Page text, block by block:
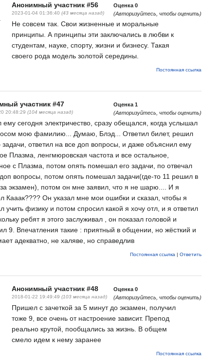
Анонимный участник #56
2023-01-04 01:36:40 (43 месяца назад)
Оценка 0
(Авторизуйтесь, чтобы оценить)
Не совсем так. Свои жизненные и моральные
принципы. А принципы эти заключались в любви к
студентам, науке, спорту, жизни и бизнесу. Такая
своего рода модель золотой середины.
Постоянная ссылка
участник #47
20:48:29 (104 месяца назад)
Оценка 1
(Авторизуйтесь, чтобы оценить)
ему сегодня электричество, сразу обещался, когда услышал
мою фамилию... Думаю, Блэд... Ответил билет, решил
задачи, ответил на все доп вопросы, и даже объяснил ему
Плазма, ленгмюровская частота и все остальное,
с Плазма, потом опять помешал его задачи, по отвечал
вопросы, потом опять помешал задачи(где-то 11 решил в
экзамен), потом он мне заявил, что я не шарю.... И я
Кааак???? Он указал мне мои ошибки и сказал, чтобы я
учить физику и потом спросил какой я хочу отл, и я ответил
ребят я этого заслуживал , он показал головой и
9. Впечатления такие : приятный в общении, но жёсткий и
адекватно, не халяве, но справедлив
Постоянная ссылка | Ответить
Анонимный участник #48
2018-01-22 19:49:49 (103 месяца назад)
Оценка 0
(Авторизуйтесь, чтобы оценить)
Пришел с зачеткой за 5 минут до экзамен, получил
тоже 9, все очень от настроение зависит. Препод
реально крутой, пообщались за жизнь. В общем
смело идем к нему заранее
Постоянная ссылка